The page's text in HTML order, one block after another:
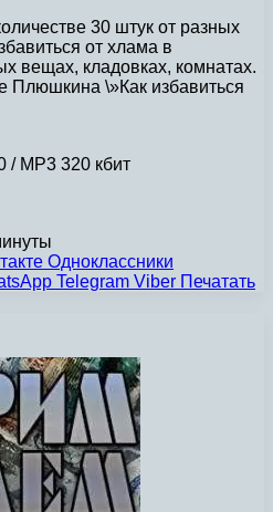
30 штук от разных
от хлама в
вещах, кладовках, комнатах.
Плюшкина \»Как избавиться
/ MP3 320 кбит
Одноклассники
Telegram Viber Печатать